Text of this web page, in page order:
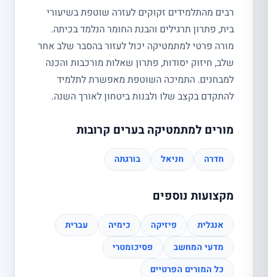
רבים מהתלמידים זקוקים לעזרה שוטפת בשיעורי
בית, פתרון תרגילים והבנת החומר הנלמד בכיתה.
מורה פרטי למתמטיקה יכול לעזור בהסבר שלב אחר
שלב, חיזוק יסודות, פתרון שאלות מורכבות והכנה
למבחנים. התמיכה השוטפת מאפשרת לתלמיד
להתקדם בקצב שלו ולבנות ביטחון לאורך השנה.
מורים למתמטיקה בערים קרובות
חדרה חניאל בורגתה
מקצועות נוספים
אנגלית פיזיקה כימיה
עברית
מדעי המחשב
פסיכומטרי
כל המורים הפרטיים